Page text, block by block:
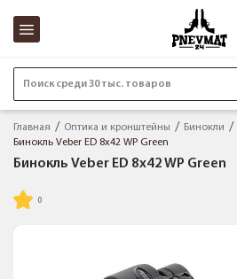
Поиск среди 30 тыс. товаров
Главная Оптика и кронштейны Бинокли
Бинокль Veber ED 8x42 WP Green
Бинокль Veber ED 8x42 WP Green